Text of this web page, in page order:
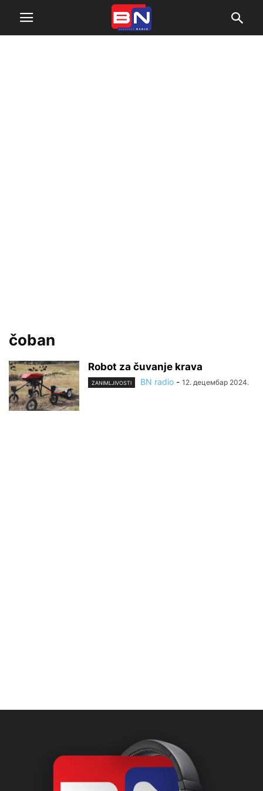
čoban
Robot za čuvanje krava
ZANIMLJIVOSTI BN radio - 12. децембар 2024.